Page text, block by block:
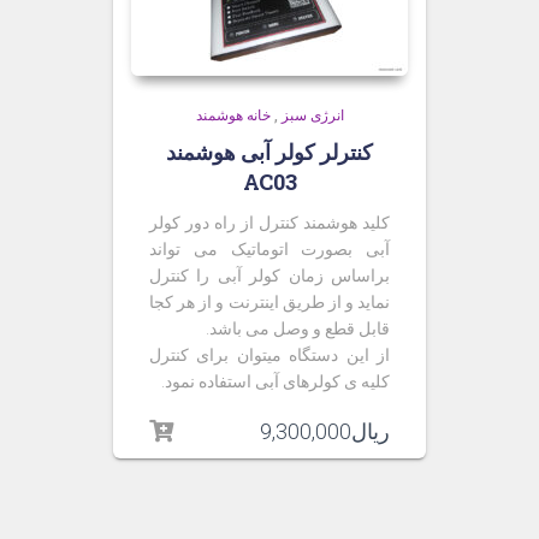
انرژی سبز ,خانه هوشمند
کنترلر کولر آبی هوشمند
AC03
کلید هوشمند کنترل از راه دور کولر
آبی بصورت اتوماتیک می تواند
براساس زمان کولر آبی را کنترل
نماید و از طریق اینترنت و از هر کجا
قابل قطع و وصل می باشد.
از این دستگاه میتوان برای کنترل
کلیه ی کولرهای آبی استفاده نمود.
ریال9,300,000